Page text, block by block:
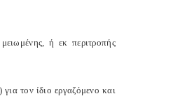
ή εκ περιτροπής
τον ίδιο εργαζόμενο και